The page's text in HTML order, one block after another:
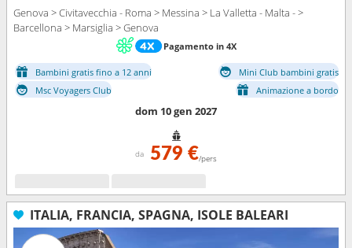
Genova > Civitavecchia - Roma > Messina > La Valletta - Malta - >
Barcellona > Marsiglia > Genova
Pagamento in 4X
Bambini gratis fino a 12 anni
Mini Club bambini gratis
Msc Voyagers Club
Animazione a bordo
dom 10 gen 2027
da 579 €/pers
ITALIA, FRANCIA, SPAGNA, ISOLE BALEARI